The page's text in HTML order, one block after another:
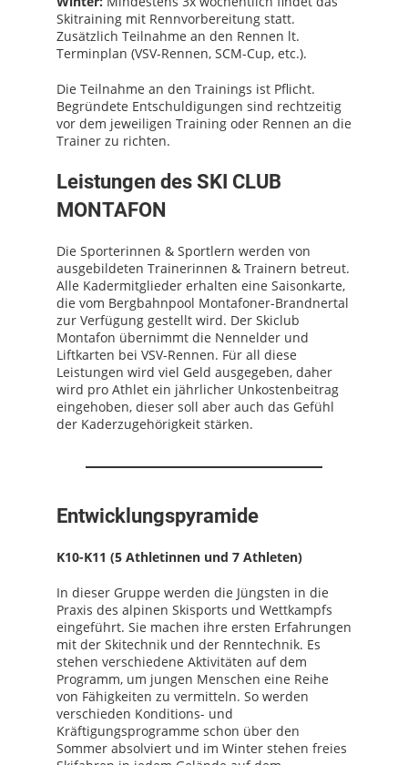
Skitraining mit Rennvorbereitung statt.
Zusätzlich Teilnahme an den Rennen lt.
Terminplan (VSV-Rennen, SCM-Cup, etc.).
Die Teilnahme an den Trainings ist Pflicht.
Begründete Entschuldigungen sind rechtzeitig
vor dem jeweiligen Training oder Rennen an die
Trainer zu richten.
Leistungen des SKI CLUB
MONTAFON
Die Sporterinnen & Sportlern werden von
ausgebildeten Trainerinnen & Trainern betreut.
Alle Kadermitglieder erhalten eine Saisonkarte,
die vom Bergbahnpool Montafoner-Brandnertal
zur Verfügung gestellt wird. Der Skiclub
Montafon übernimmt die Nennelder und
Liftkarten bei VSV-Rennen. Für all diese
Leistungen wird viel Geld ausgegeben, daher
wird pro Athlet ein jährlicher Unkostenbeitrag
eingehoben, dieser soll aber auch das Gefühl
der Kaderzugehörigkeit stärken.
Entwicklungspyramide
K10-K11 (5 Athletinnen und 7 Athleten)
In dieser Gruppe werden die Jüngsten in die
Praxis des alpinen Skisports und Wettkampfs
eingeführt. Sie machen ihre ersten Erfahrungen
mit der Skitechnik und der Renntechnik. Es
stehen verschiedene Aktivitäten auf dem
Programm, um jungen Menschen eine Reihe
von Fähigkeiten zu vermitteln. So werden
verschieden Konditions- und
Kräftigungsprogramme schon über den
Sommer absolviert und im Winter stehen freies